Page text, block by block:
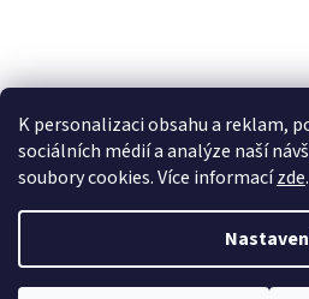
K personalizaci obsahu a reklam,
sociálních médií a analýze naší
soubory cookies. Více informacízde.